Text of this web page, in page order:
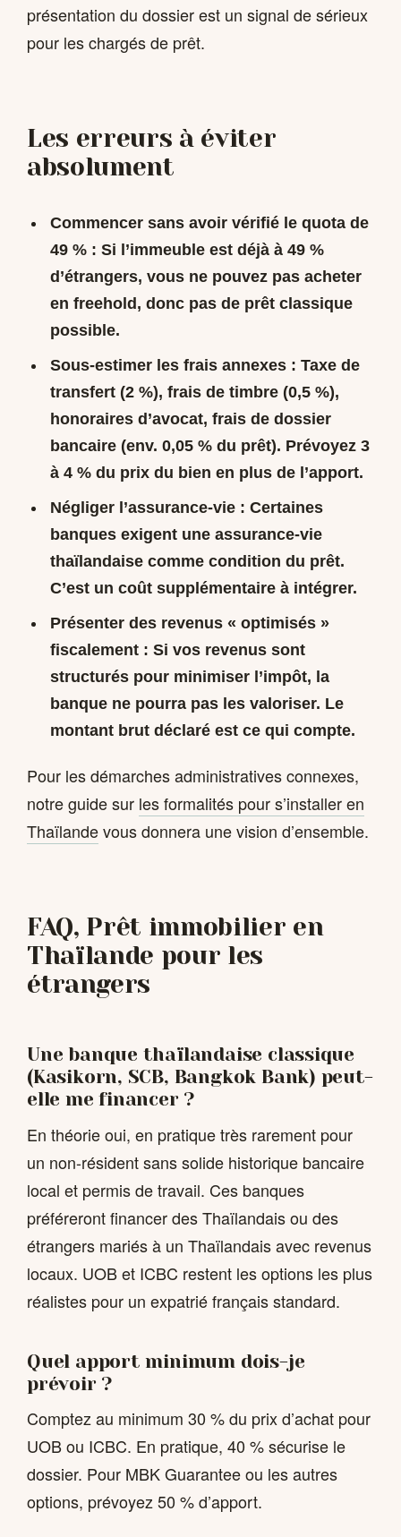
présentation du dossier est un signal de sérieux
pour les chargés de prêt.
Les erreurs à éviter
absolument
Commencer sans avoir vérifié le quota de
49 % : Si l’immeuble est déjà à 49 %
d’étrangers, vous ne pouvez pas acheter
en freehold, donc pas de prêt classique
possible.
Sous-estimer les frais annexes : Taxe de
transfert (2 %), frais de timbre (0,5 %),
honoraires d’avocat, frais de dossier
bancaire (env. 0,05 % du prêt). Prévoyez 3
à 4 % du prix du bien en plus de l’apport.
Négliger l’assurance-vie : Certaines
banques exigent une assurance-vie
thaïlandaise comme condition du prêt.
C’est un coût supplémentaire à intégrer.
Présenter des revenus « optimisés »
fiscalement : Si vos revenus sont
structurés pour minimiser l’impôt, la
banque ne pourra pas les valoriser. Le
montant brut déclaré est ce qui compte.
Pour les démarches administratives connexes,
notre guide sur les formalités pour s’installer en
Thaïlandevous donnera une vision d’ensemble.
FAQ, Prêt immobilier en
Thaïlande pour les
étrangers
Une banque thaïlandaise classique
(Kasikorn, SCB, Bangkok Bank) peut-
elle me financer ?
En théorie oui, en pratique très rarement pour
un non-résident sans solide historique bancaire
local et permis de travail. Ces banques
préféreront financer des Thaïlandais ou des
étrangers mariés à un Thaïlandais avec revenus
locaux. UOB et ICBC restent les options les plus
réalistes pour un expatrié français standard.
Quel apport minimum dois-je
prévoir ?
Comptez au minimum 30 % du prix d’achat pour
UOB ou ICBC. En pratique, 40 % sécurise le
dossier. Pour MBK Guarantee ou les autres
options, prévoyez 50 % d’apport.